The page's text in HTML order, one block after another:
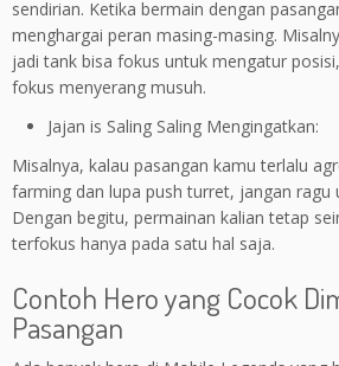
sendirian. Ketika bermain dengan
menghargai peran masing-masing.
jadi tank bisa fokus untuk mengatur
fokus menyerang musuh.
Jajan is Saling Saling Mengingatkan:
Misalnya, kalau pasangan kamu terlalu
farming dan lupa push turret, jangan ragu
Dengan begitu, permainan kalian tetap
terfokus hanya pada satu hal saja.
Contoh Hero yang Cocok
Pasangan